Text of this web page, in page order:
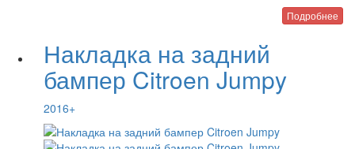
Подробнее
Накладка на задний
бампер Citroen Jumpy
2016+